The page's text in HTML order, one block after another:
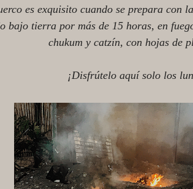
es exquisito cuando se prepara con
bajo tierra por más de 15 horas, en
chukum y catzín, con hojas de
¡Disfrútelo aquí solo los